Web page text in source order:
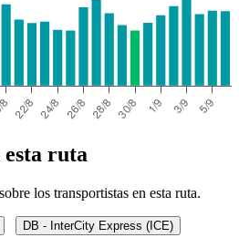
ruta
los transportistas en esta ruta.
DB - InterCity Express (ICE)